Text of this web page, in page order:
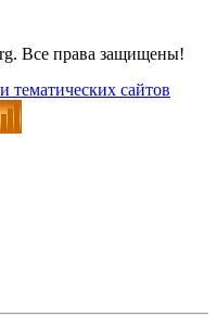
Все права защищены!